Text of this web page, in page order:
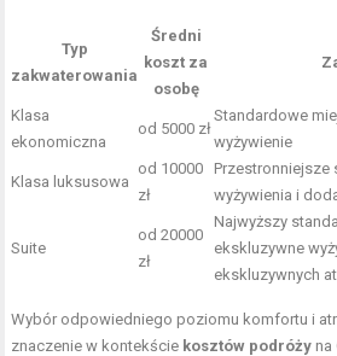
Typ
zakwaterowania
Średni
koszt za
osobę
Klasa
ekonomiczna
od 5000 zł
Standardowe
wyżywienie
Klasa luksusowa
od 10000
zł
Przestronniejsze
wyżywienia i
Suite
od 20000
zł
Najwyższy
ekskluzywne
ekskluzywnych
Wybór odpowiedniego poziomu komfortu i
znaczenie w kontekście kosztów podróży na